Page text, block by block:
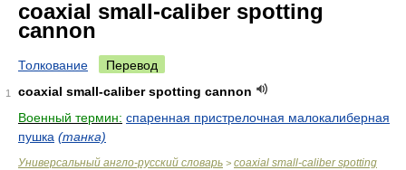
coaxial small-caliber spotting
cannon
Толкование Перевод
1
coaxial small-caliber spotting cannon
Военный термин: спаренная пристрелочная малокалиберная
пушка (танка)
Универсальный англо-русский словарь > coaxial small-caliber spotting